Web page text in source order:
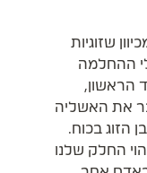
הצעדים. מכיוון שזוגיות
ההחלמה
הראשון,
את האשליה
הזוג בכוח.
החלק שלנו